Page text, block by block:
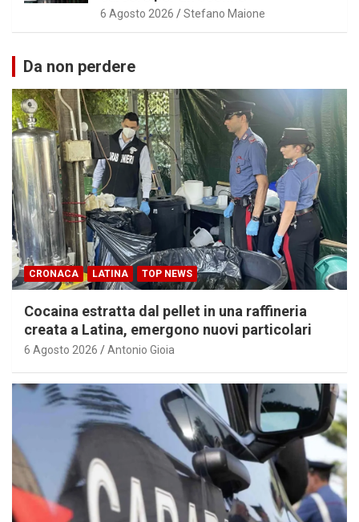
6 Agosto 2026 Stefano Maione
Da non perdere
CRONACA LATINA TOP NEWS
Cocaina estratta dal pellet in una raffineria
creata a Latina, emergono nuovi particolari
6 Agosto 2026 Antonio Gioia